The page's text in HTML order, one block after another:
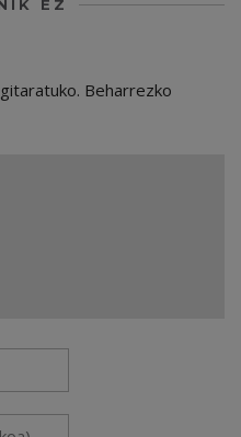
EZ
Beharrezko